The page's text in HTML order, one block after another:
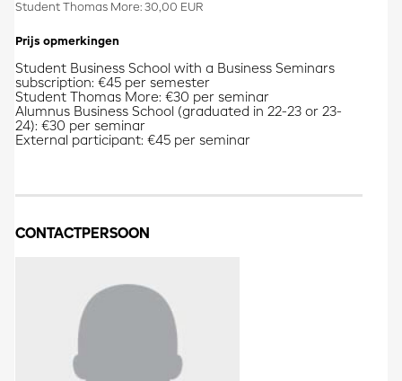
Student Thomas More: 30,00 EUR
Prijs opmerkingen
Student Business School with a Business Seminars
subscription: €45 per semester
Student Thomas More: €30 per seminar
Alumnus Business School (graduated in 22-23 or 23-
24): €30 per seminar
External participant: €45 per seminar
CONTACTPERSOON